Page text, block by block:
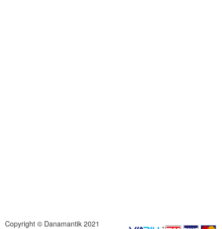
Copyright © Danamantik 2021